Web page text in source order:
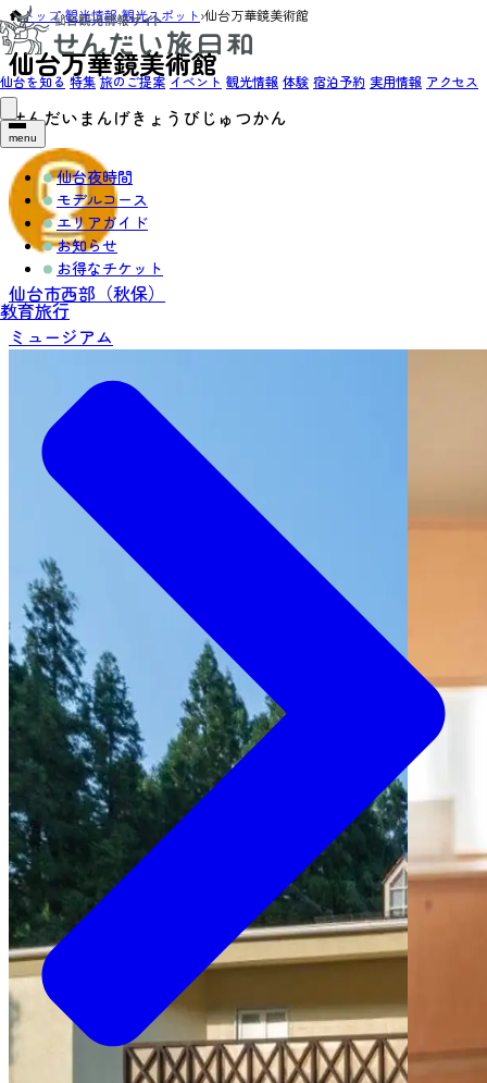
仙台を知る 特集 旅のご提案 イベント 観光情報 体験 宿泊予約 実用情報 アクセス
menu
仙台夜時間
モデルコース
エリアガイド
お知らせ
お得なチケット
教育旅行
トップ›観光情報›観光スポット›仙台万華鏡美術館
仙台万華鏡美術館
せんだいまんげきょうびじゅつかん
仙台市西部（秋保）
ミュージアム